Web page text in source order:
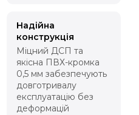
Надійна
конструкція
Міцний ДСП та
якісна ПВХ-кромка
0,5 мм забезпечують
довготривалу
експлуатацію без
деформацій